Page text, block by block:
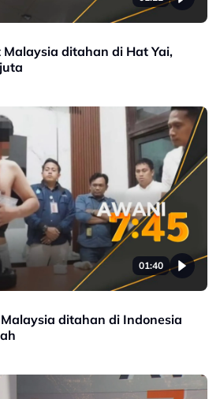
ditahan di Hat Yai,
01:40
ditahan di Indonesia